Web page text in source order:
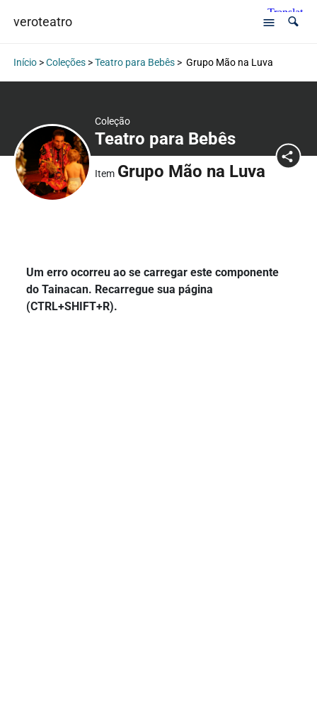
veroteatro
Início>Coleções>Teatro para Bebês> Grupo Mão na Luva
Coleção
Teatro para Bebês
Item Grupo Mão na Luva
Um erro ocorreu ao se carregar este componente
do Tainacan. Recarregue sua página
(CTRL+SHIFT+R).